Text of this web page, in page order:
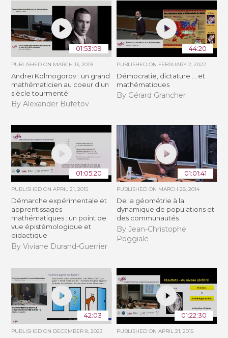
01:53:09
PUBLISHED ON MARCH 13, 2019
Andreï Kolmogorov : un grand
mathématicien au coeur d'un
siècle tourmenté
By Alexander Bufetov
44:20
PUBLISHED ON FEBRUARY 2, 2022
Démocratie, dictature ... et
mathématiques
By Gérard Grancher
01:05:20
PUBLISHED ONAPRIL 21, 2015
Démarche expérimentale et
apprentissages
mathématiques : un point de
vue épistémologique et
didactique
By Viviane Durand-Guerrier
01:01:41
PUBLISHED ON MARCH 28, 2014
De la géométrie à la
dynamique de populations et
des communautés
By Jean-Christophe
Poggiale
42:03
PUBLISHED ON DECEMBER 8, 2023
01:22:30
PUBLISHED ON APRIL 21, 2015